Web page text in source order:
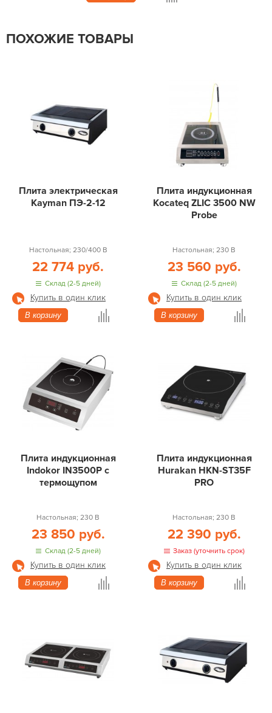
ПОХОЖИЕ ТОВАРЫ
Плита электрическая
Kayman ПЭ-2-12
Настольная; 230/400 В
22 774 руб.
Склад (2-5 дней)
Купить в один клик
В корзину
Плита индукционная
Kocateq ZLIC 3500 NW
Probe
Настольная; 230 В
23 560 руб.
Склад (2-5 дней)
Купить в один клик
В корзину
Плита индукционная
Indokor IN3500P с
термощупом
Настольная; 230 В
23 850 руб.
Склад (2-5 дней)
Купить в один клик
В корзину
Плита индукционная
Hurakan HKN-ST35F
PRO
Настольная; 230 В
22 390 руб.
Заказ (уточнить срок)
Купить в один клик
В корзину